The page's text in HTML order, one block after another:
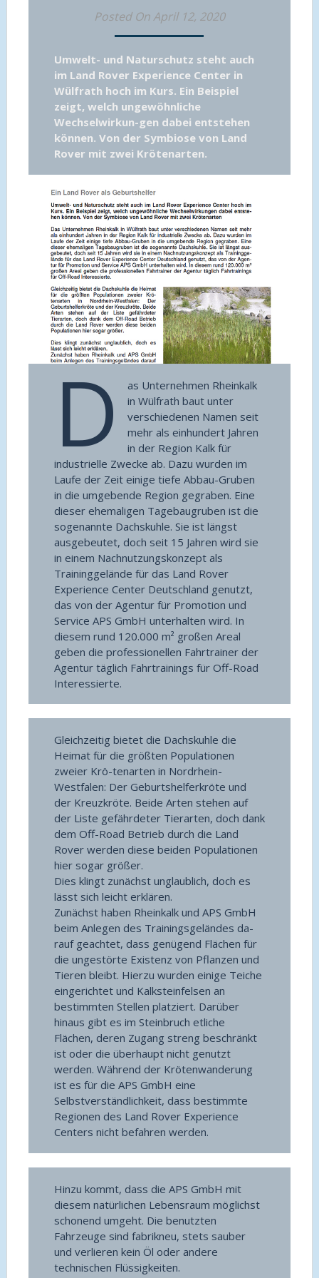
Posted On April 12, 2020
Umwelt- und Naturschutz steht auch
im Land Rover Experience Center in
Wülfrath hoch im Kurs. Ein Beispiel
zeigt, welch ungewöhnliche
Wechselwirkun-gen dabei entstehen
können. Von der Symbiose von Land
Rover mit zwei Krötenarten.
D
as Unternehmen Rheinkalk
in Wülfrath baut unter
verschiedenen Namen seit
mehr als einhundert Jahren
in der Region Kalk für
industrielle Zwecke ab. Dazu wurden im
Laufe der Zeit einige tiefe Abbau-Gruben
in die umgebende Region gegraben. Eine
dieser ehemaligen Tagebaugruben ist die
sogenannte Dachskuhle. Sie ist längst
ausgebeutet, doch seit 15 Jahren wird sie
in einem Nachnutzungskonzept als
Traininggelände für das Land Rover
Experience Center Deutschland genutzt,
das von der Agentur für Promotion und
Service APS GmbH unterhalten wird. In
diesem rund 120.000 m² großen Areal
geben die professionellen Fahrtrainer der
Agentur täglich Fahrtrainings für Off-Road
Interessierte.
Gleichzeitig bietet die Dachskuhle die
Heimat für die größten Populationen
zweier Krö-tenarten in Nordrhein-
Westfalen: Der Geburtshelferkröte und
der Kreuzkröte. Beide Arten stehen auf
der Liste gefährdeter Tierarten, doch dank
dem Off-Road Betrieb durch die Land
Rover werden diese beiden Populationen
hier sogar größer.
Dies klingt zunächst unglaublich, doch es
lässt sich leicht erklären.
Zunächst haben Rheinkalk und APS GmbH
beim Anlegen des Trainingsgeländes da-
rauf geachtet, dass genügend Flächen für
die ungestörte Existenz von Pflanzen und
Tieren bleibt. Hierzu wurden einige Teiche
eingerichtet und Kalksteinfelsen an
bestimmten Stellen platziert. Darüber
hinaus gibt es im Steinbruch etliche
Flächen, deren Zugang streng beschränkt
ist oder die überhaupt nicht genutzt
werden. Während der Krötenwanderung
ist es für die APS GmbH eine
Selbstverständlichkeit, dass bestimmte
Regionen des Land Rover Experience
Centers nicht befahren werden.
Hinzu kommt, dass die APS GmbH mit
diesem natürlichen Lebensraum möglichst
schonend umgeht. Die benutzten
Fahrzeuge sind fabrikneu, stets sauber
und verlieren kein Öl oder andere
technischen Flüssigkeiten.